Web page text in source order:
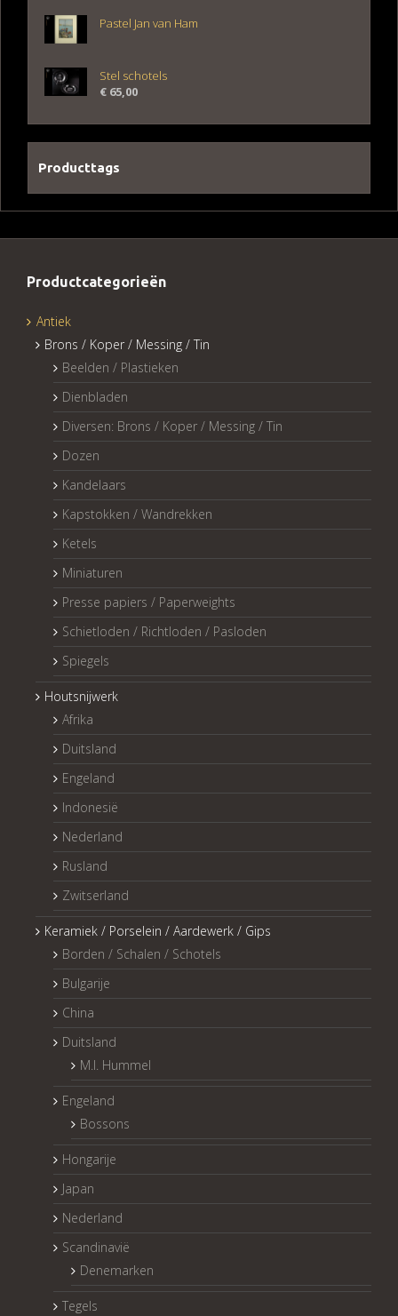
Pastel Jan van Ham
Stel schotels
€ 65,00
Producttags
Productcategorieën
Antiek
Brons / Koper / Messing / Tin
Beelden / Plastieken
Dienbladen
Diversen: Brons / Koper / Messing / Tin
Dozen
Kandelaars
Kapstokken / Wandrekken
Ketels
Miniaturen
Presse papiers / Paperweights
Schietloden / Richtloden / Pasloden
Spiegels
Houtsnijwerk
Afrika
Duitsland
Engeland
Indonesië
Nederland
Rusland
Zwitserland
Keramiek / Porselein / Aardewerk / Gips
Borden / Schalen / Schotels
Bulgarije
China
Duitsland
M.I. Hummel
Engeland
Bossons
Hongarije
Japan
Nederland
Scandinavië
Denemarken
Tegels